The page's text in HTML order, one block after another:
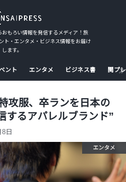
おもろい情報を発信するメディア！旅
ト・エンタメ・ビジネス情報をお届け
します。
ント エンタメ ビジネス書 関プ
攻服、卒ランを日本の
するアパレルブランド”
日
エンタメ